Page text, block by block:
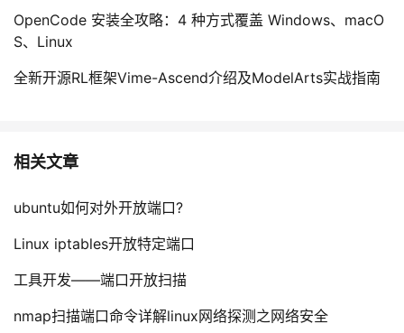
OpenCode 安装全攻略：4 种方式覆盖 Windows、macO
S、Linux
全新开源RL框架Vime-Ascend介绍及ModelArts实战指南
相关文章
ubuntu如何对外开放端口?
Linux iptables开放特定端口
工具开发——端口开放扫描
nmap扫描端口命令详解linux网络探测之网络安全